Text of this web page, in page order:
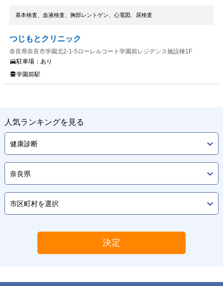
基本検査、血液検査、胸部レントゲン、心電図、尿検査
つじもとクリニック
奈良県奈良市学園北2-1-5ローレルコート学園前レジデンス施設棟1F
駐車場： あり
学園前駅
人気ランキングを見る
決定